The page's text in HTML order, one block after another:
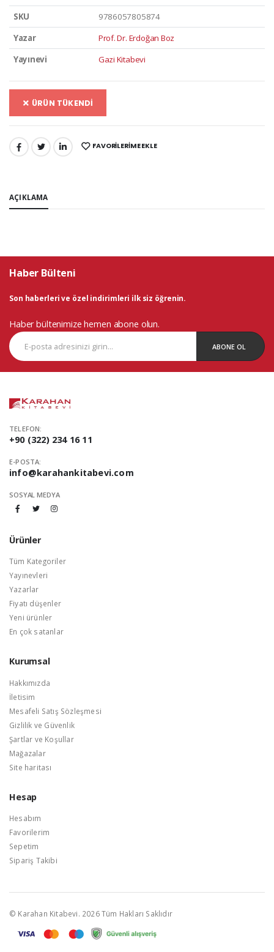
SKU
9786057805874
Yazar
Prof. Dr. Erdoğan Boz
Yayınevi
Gazi Kitabevi
ÜRÜN TÜKENDİ
PAYLAŞ: FAVORILERIME EKLE
AÇIKLAMA
Haber Bülteni
Son haberleri ve özel indirimleri ilk siz öğrenin.
Haber bültenimize hemen abone olun.
ABONE OL
TELEFON:
+90 (322) 234 16 11
E-POSTA:
info@karahankitabevi.com
SOSYAL MEDYA
Ürünler
Tüm Kategoriler
Yayınevleri
Yazarlar
Fiyatı düşenler
Yeni ürünler
En çok satanlar
Kurumsal
Hakkımızda
İletisim
Mesafeli Satış Sözleşmesi
Gizlilik ve Güvenlik
Şartlar ve Koşullar
Mağazalar
Site haritası
Hesap
Hesabım
Favorilerim
Sepetim
Sipariş Takibi
© Karahan Kitabevi. 2026 Tüm Hakları Saklıdır